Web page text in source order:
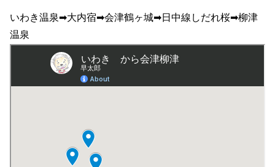
いわき温泉➡大内宿➡会津鶴ヶ城➡日中線しだれ桜➡柳津
温泉